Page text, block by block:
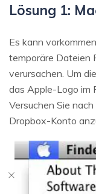
Lösung 1:
Es kann
temporäre Dateien
verursachen. Um
das Apple-Logo im
Versuchen Sie
Dropbox-Konto
Daten
Verlorene